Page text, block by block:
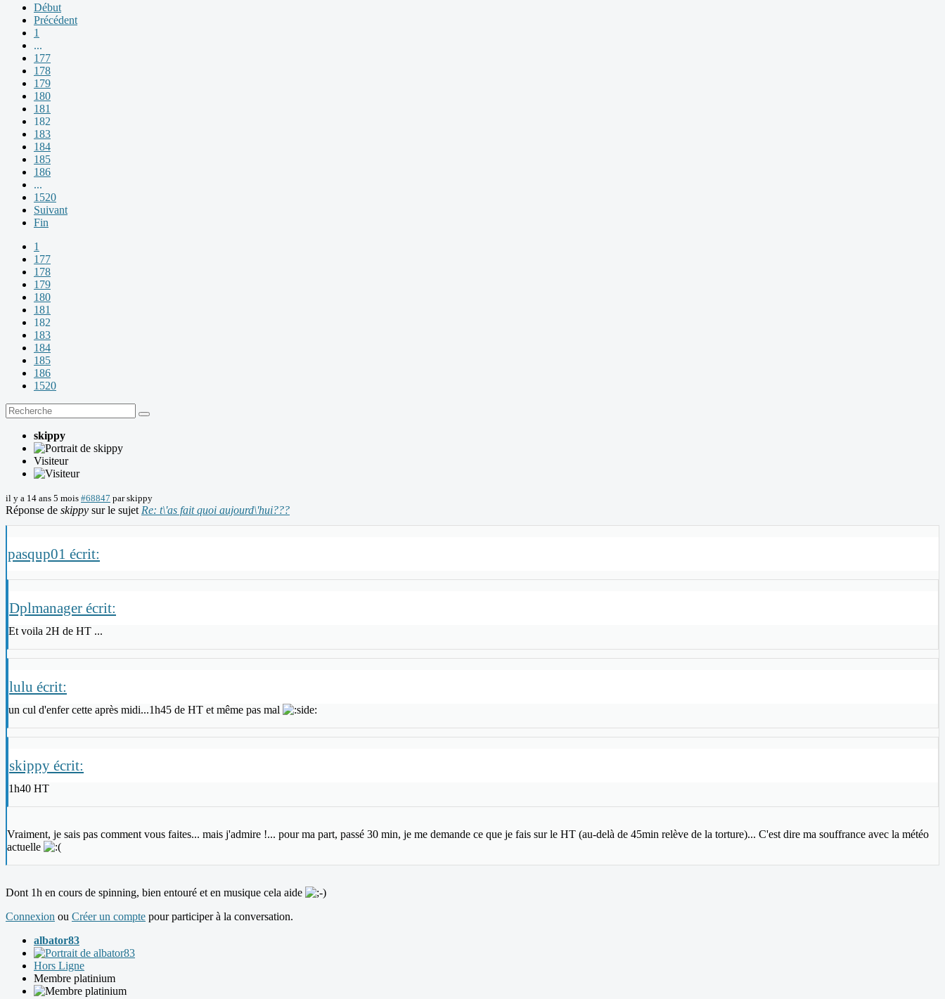
Début
Précédent
1
...
177
178
179
180
181
182
183
184
185
186
...
1520
Suivant
Fin
1
177
178
179
180
181
182
183
184
185
186
1520
skippy
Visiteur
il y a 14 ans 5 mois #68847 parskippy
Réponse de skippy sur le sujet Re: t\'as fait quoi aujourd\'hui???
pasqup01 écrit:
Dplmanager écrit:
Et voila 2H de HT ...
lulu écrit:
un cul d'enfer cette après midi...1h45 de HT et même pas mal
skippy écrit:
1h40 HT
Vraiment, je sais pas comment vous faites... mais j'admire !... pour ma part, passé 30 min, je me demande ce que je fais sur le HT (au-delà de 45min relève de la torture)... C'est dire ma souffrance avec la météo
actuelle
Dont 1h en cours de spinning, bien entouré et en musique cela aide
Connexion ou Créer un compte pour participer à la conversation.
albator83
Hors Ligne
Membre platinium